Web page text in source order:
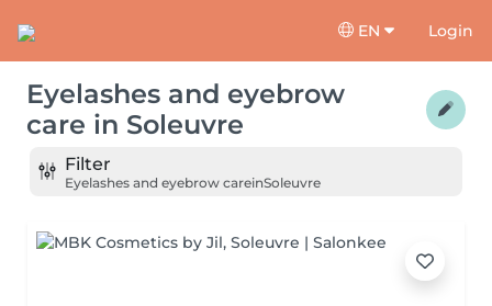
EN Login
Eyelashes and eyebrow
care in Soleuvre
Filter
Eyelashes and eyebrow careinSoleuvre